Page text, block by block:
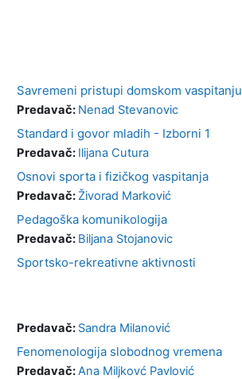
Savremeni pristupi domskom vaspitanju
Predavač: Nenad Stevanovic
Standard i govor mladih - Izborni 1
Predavač: Ilijana Cutura
Osnovi sporta i fizičkog vaspitanja
Predavač: Živorad Marković
Pedagoška komunikologija
Predavač: Biljana Stojanovic
Sportsko-rekreativne aktivnosti
Predavač: Sandra Milanović
Fenomenologija slobodnog vremena
Predavač:Ana Miljkovć Pavlović